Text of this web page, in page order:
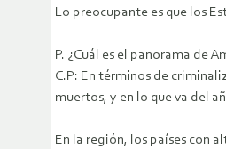
Lo preocupante es que los
P. ¿Cuál es el panorama de
C.P: En términos de
muertos, y en lo que va del
En la región, los países con